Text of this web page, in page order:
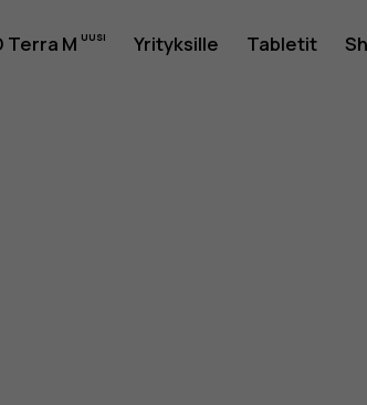
Terra M Yrityksille Tabletit